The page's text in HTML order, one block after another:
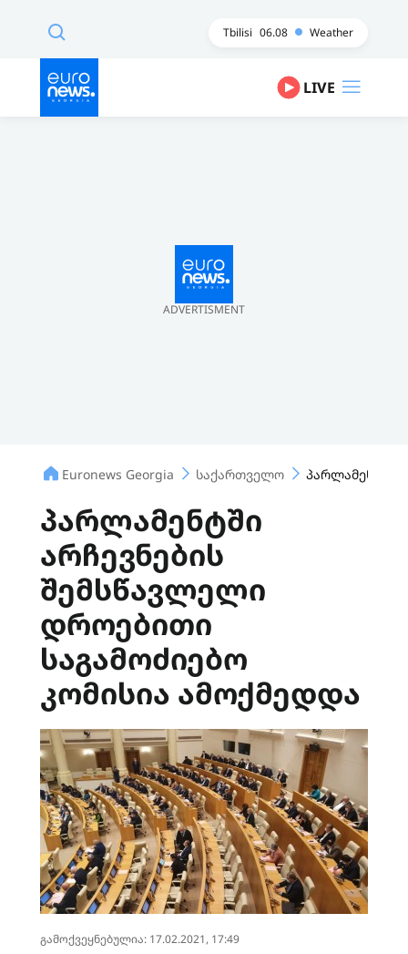
Tbilisi 06.08 Weather
LIVE
ADVERTISMENT
Euronews Georgia საქართველო პარლამენტში
პარლამენტში
არჩევნების
შემსწავლელი
დროებითი
საგამოძიებო
კომისია ამოქმედდა
გამოქვეყნებულია: 17.02.2021, 17:49